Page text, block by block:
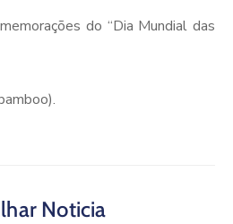
do “Dia Mundial das
Noticia